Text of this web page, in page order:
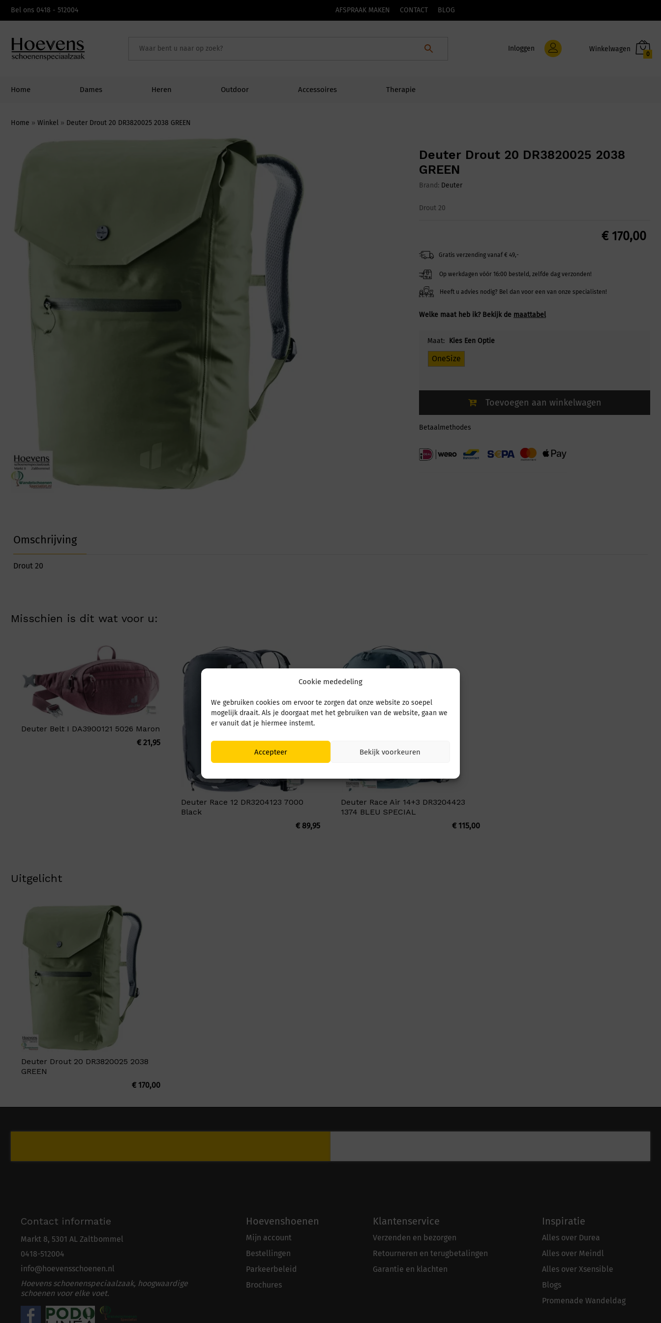
Cookie mededeling
We gebruiken cookies om ervoor te zorgen dat onze website zo soepel
mogelijk draait. Als je doorgaat met het gebruiken van de website, gaan we
er vanuit dat je hiermee instemt.
Accepteer Bekijk voorkeuren
Bel ons 0418 - 512004 AFSPRAAK MAKEN CONTACT BLOG
Inloggen
0
Home Dames Heren Outdoor Accessoires Therapie
Home » Winkel » Deuter Drout 20 DR3820025 2038 GREEN
Deuter Drout 20 DR3820025 2038
GREEN
Brand: Deuter
Drout 20
€170,00
Gratis verzending vanaf € 49,-
Op werkdagen vóór 16:00 besteld, zelfde dag verzonden!
Heeft u advies nodig? Bel dan voor een van onze specialisten!
Welke maat heb ik? Bekijk de maattabel
Maat: Kies Een Optie
OneSize
Toevoegen aan winkelwagen
Betaalmethodes
Omschrijving
Drout 20
Misschien is dit wat voor u:
Deuter Belt I DA3900121 5026 Maron
€21,95
Deuter Race 12 DR3204123 7000
Black
€89,95
Deuter Race Air 14+3 DR3204423
1374 BLEU SPECIAL
€115,00
Uitgelicht
Deuter Drout 20 DR3820025 2038
GREEN
€170,00
Contact informatie
Markt 8, 5301 AL Zaltbommel
0418-512004
info@hoevensschoenen.nl
Hoevens schoenenspeciaalzaak, hoogwaardige
schoenen voor elke voet.
Hoevenshoenen
Mijn account
Bestellingen
Parkeerbeleid
Brochures
Klantenservice
Verzenden en bezorgen
Retourneren en terugbetalingen
Garantie en klachten
Inspiratie
Alles over Durea
Alles over Meindl
Alles over Xsensible
Blogs
Promenade Wandeldag